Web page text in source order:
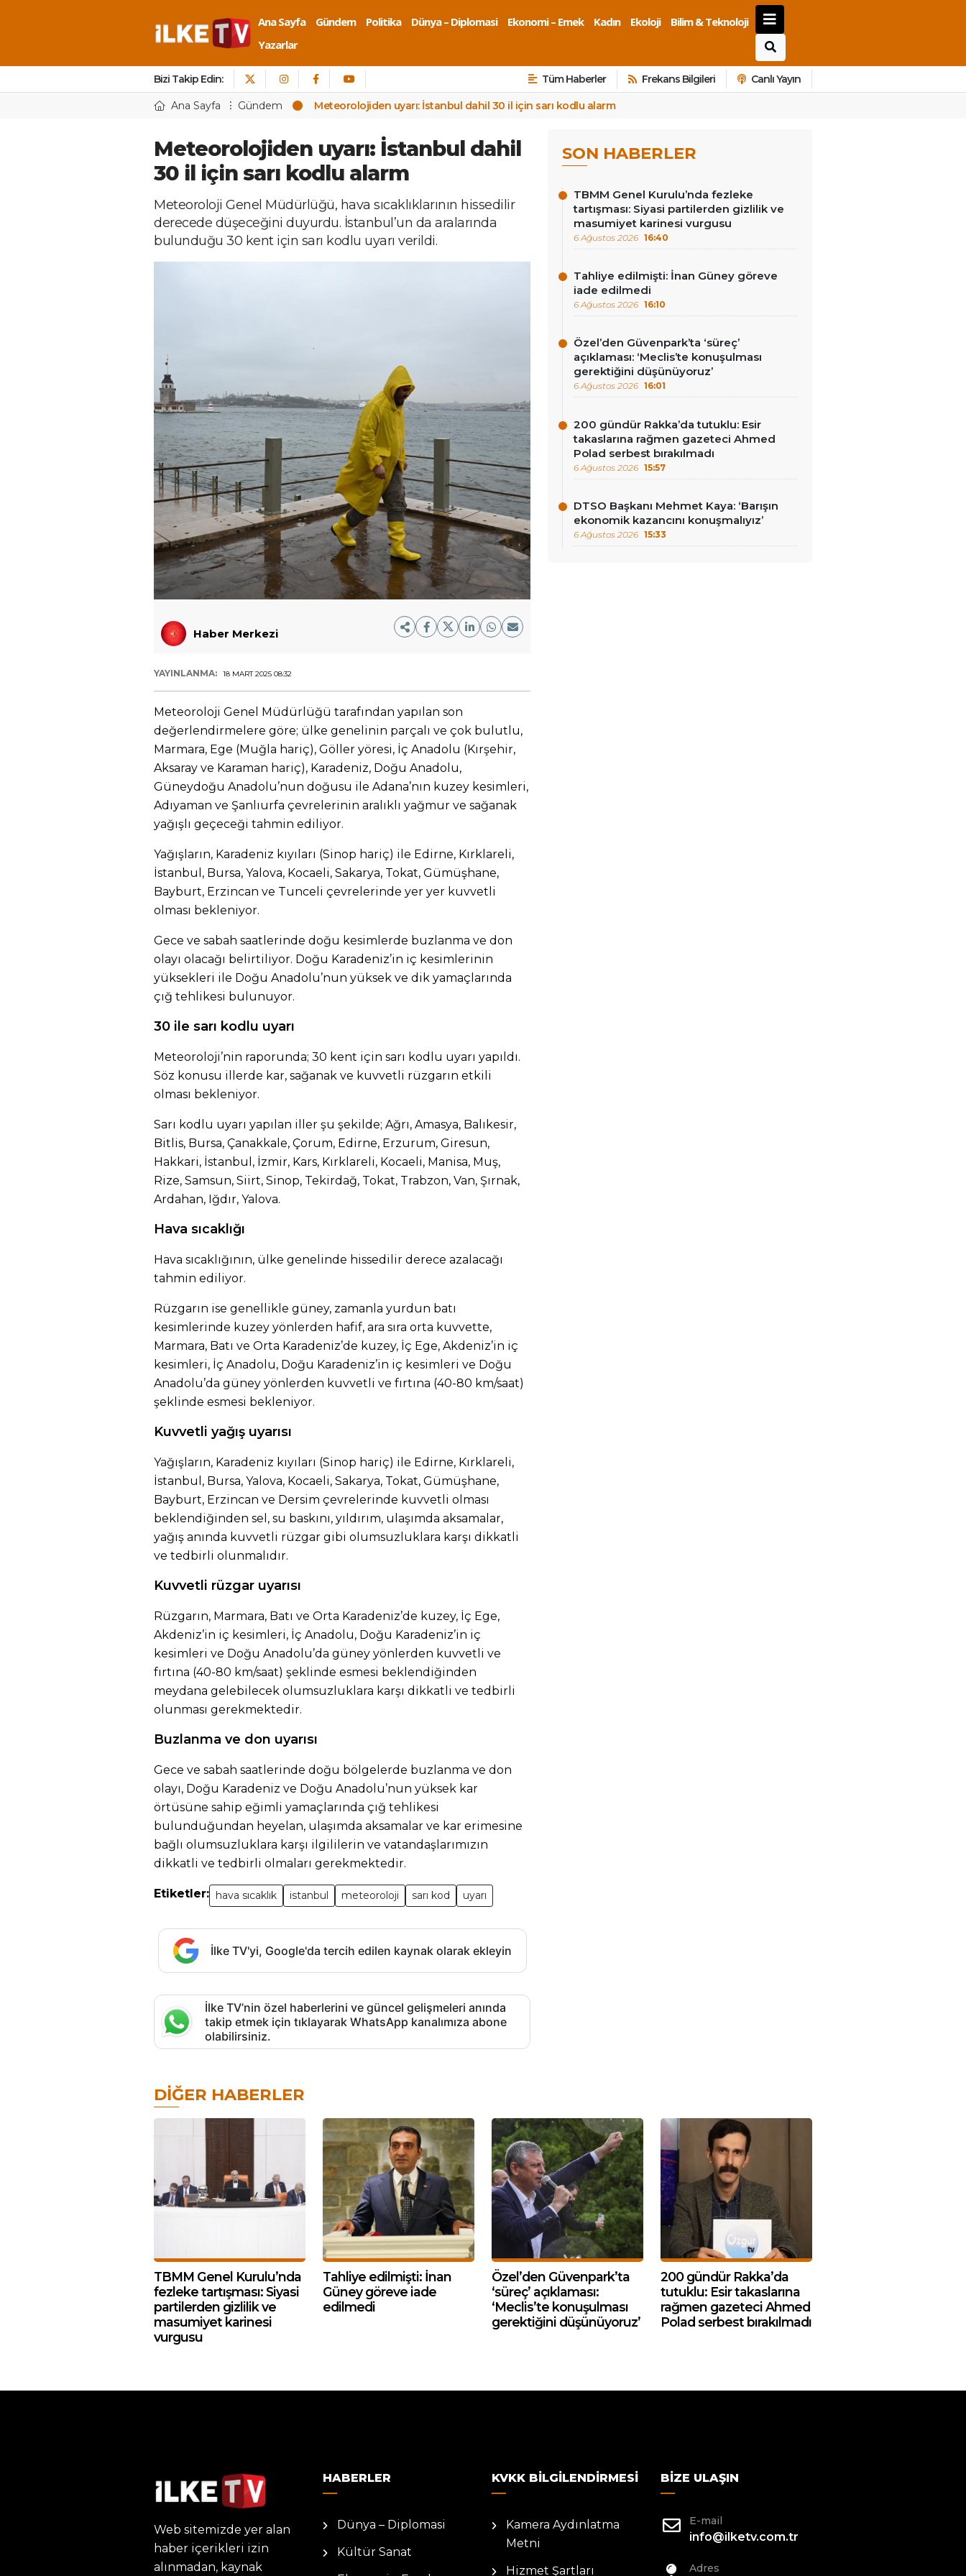
Ana Sayfa Gündem Politika Dünya – Diplomasi Ekonomi – Emek Kadın Ekoloji
Bilim & Teknoloji
Yazarlar
Bizi Takip Edin: Tüm Haberler Frekans Bilgileri Canlı Yayın
Ana Sayfa Gündem Meteorolojiden uyarı: İstanbul dahil 30 il için sarı kodlu alarm
Meteorolojiden uyarı: İstanbul dahil
30 il için sarı kodlu alarm
Meteoroloji Genel Müdürlüğü, hava sıcaklıklarının hissedilir
derecede düşeceğini duyurdu. İstanbul’un da aralarında
bulunduğu 30 kent için sarı kodlu uyarı verildi.
Haber Merkezi
YAYINLANMA: 18 MART 2025 08:32
Meteoroloji Genel Müdürlüğü tarafından yapılan son
değerlendirmelere göre; ülke genelinin parçalı ve çok bulutlu,
Marmara, Ege (Muğla hariç), Göller yöresi, İç Anadolu (Kırşehir,
Aksaray ve Karaman hariç), Karadeniz, Doğu Anadolu,
Güneydoğu Anadolu’nun doğusu ile Adana’nın kuzey kesimleri,
Adıyaman ve Şanlıurfa çevrelerinin aralıklı yağmur ve sağanak
yağışlı geçeceği tahmin ediliyor.
Yağışların, Karadeniz kıyıları (Sinop hariç) ile Edirne, Kırklareli,
İstanbul, Bursa, Yalova, Kocaeli, Sakarya, Tokat, Gümüşhane,
Bayburt, Erzincan ve Tunceli çevrelerinde yer yer kuvvetli
olması bekleniyor.
Gece ve sabah saatlerinde doğu kesimlerde buzlanma ve don
olayı olacağı belirtiliyor. Doğu Karadeniz’in iç kesimlerinin
yüksekleri ile Doğu Anadolu’nun yüksek ve dik yamaçlarında
çığ tehlikesi bulunuyor.
30 ile sarı kodlu uyarı
Meteoroloji’nin raporunda; 30 kent için sarı kodlu uyarı yapıldı.
Söz konusu illerde kar, sağanak ve kuvvetli rüzgarın etkili
olması bekleniyor.
Sarı kodlu uyarı yapılan iller şu şekilde; Ağrı, Amasya, Balıkesir,
Bitlis, Bursa, Çanakkale, Çorum, Edirne, Erzurum, Giresun,
Hakkari, İstanbul, İzmir, Kars, Kırklareli, Kocaeli, Manisa, Muş,
Rize, Samsun, Siirt, Sinop, Tekirdağ, Tokat, Trabzon, Van, Şırnak,
Ardahan, Iğdır, Yalova.
Hava sıcaklığı
Hava sıcaklığının, ülke genelinde hissedilir derece azalacağı
tahmin ediliyor.
Rüzgarın ise genellikle güney, zamanla yurdun batı
kesimlerinde kuzey yönlerden hafif, ara sıra orta kuvvette,
Marmara, Batı ve Orta Karadeniz’de kuzey, İç Ege, Akdeniz’in iç
kesimleri, İç Anadolu, Doğu Karadeniz’in iç kesimleri ve Doğu
Anadolu’da güney yönlerden kuvvetli ve fırtına (40-80 km/saat)
şeklinde esmesi bekleniyor.
Kuvvetli yağış uyarısı
Yağışların, Karadeniz kıyıları (Sinop hariç) ile Edirne, Kırklareli,
İstanbul, Bursa, Yalova, Kocaeli, Sakarya, Tokat, Gümüşhane,
Bayburt, Erzincan ve Dersim çevrelerinde kuvvetli olması
beklendiğinden sel, su baskını, yıldırım, ulaşımda aksamalar,
yağış anında kuvvetli rüzgar gibi olumsuzluklara karşı dikkatli
ve tedbirli olunmalıdır.
Kuvvetli rüzgar uyarısı
Rüzgarın, Marmara, Batı ve Orta Karadeniz’de kuzey, İç Ege,
Akdeniz’in iç kesimleri, İç Anadolu, Doğu Karadeniz’in iç
kesimleri ve Doğu Anadolu’da güney yönlerden kuvvetli ve
fırtına (40-80 km/saat) şeklinde esmesi beklendiğinden
meydana gelebilecek olumsuzluklara karşı dikkatli ve tedbirli
olunması gerekmektedir.
Buzlanma ve don uyarısı
Gece ve sabah saatlerinde doğu bölgelerde buzlanma ve don
olayı, Doğu Karadeniz ve Doğu Anadolu’nun yüksek kar
örtüsüne sahip eğimli yamaçlarında çığ tehlikesi
bulunduğundan heyelan, ulaşımda aksamalar ve kar erimesine
bağlı olumsuzluklara karşı ilgililerin ve vatandaşlarımızın
dikkatli ve tedbirli olmaları gerekmektedir.
Etiketler: hava sıcaklık istanbul meteoroloji sarı kod uyarı
İlke TV'yi, Google'da tercih edilen kaynak olarak ekleyin
İlke TV’nin özel haberlerini ve güncel gelişmeleri anında
takip etmek için tıklayarak WhatsApp kanalımıza abone
olabilirsiniz.
SON HABERLER
TBMM Genel Kurulu’nda fezleke
tartışması: Siyasi partilerden gizlilik ve
masumiyet karinesi vurgusu
6 Ağustos 2026 16:40
Tahliye edilmişti: İnan Güney göreve
iade edilmedi
6 Ağustos 2026 16:10
Özel’den Güvenpark’ta ‘süreç’
açıklaması: ‘Meclis’te konuşulması
gerektiğini düşünüyoruz’
6 Ağustos 2026 16:01
200 gündür Rakka’da tutuklu: Esir
takaslarına rağmen gazeteci Ahmed
Polad serbest bırakılmadı
6 Ağustos 2026 15:57
DTSO Başkanı Mehmet Kaya: ‘Barışın
ekonomik kazancını konuşmalıyız’
6 Ağustos 2026 15:33
DIĞER HABERLER
TBMM Genel Kurulu’nda
fezleke tartışması: Siyasi
partilerden gizlilik ve
masumiyet karinesi
vurgusu
Tahliye edilmişti: İnan
Güney göreve iade
edilmedi
Özel’den Güvenpark’ta
‘süreç’ açıklaması:
‘Meclis’te konuşulması
gerektiğini düşünüyoruz’
200 gündür Rakka’da
tutuklu: Esir takaslarına
rağmen gazeteci Ahmed
Polad serbest bırakılmadı
Web sitemizde yer alan
haber içerikleri izin
alınmadan, kaynak
HABERLER
Dünya – Diplomasi
Kültür Sanat
KVKK BILGILENDIRMESI
Kamera Aydınlatma
Metni
Hizmet Şartları
BIZE ULAŞIN
E-mail
info@ilketv.com.tr
Adres